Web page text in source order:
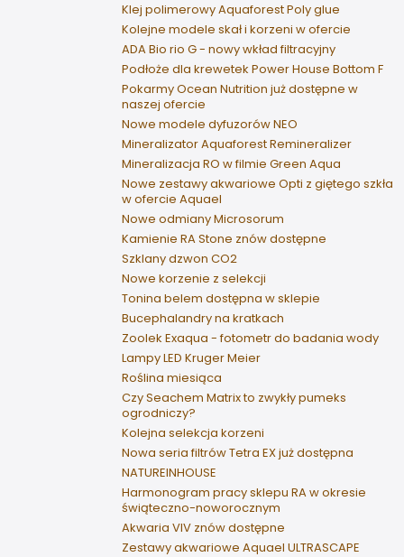
Klej polimerowy Aquaforest Poly glue
Kolejne modele skał i korzeni w ofercie
ADA Bio rio G - nowy wkład filtracyjny
Podłoże dla krewetek Power House Bottom F
Pokarmy Ocean Nutrition już dostępne w
naszej ofercie
Nowe modele dyfuzorów NEO
Mineralizator Aquaforest Remineralizer
Mineralizacja RO w filmie Green Aqua
Nowe zestawy akwariowe Opti z giętego szkła
w ofercie Aquael
Nowe odmiany Microsorum
Kamienie RA Stone znów dostępne
Szklany dzwon CO2
Nowe korzenie z selekcji
Tonina belem dostępna w sklepie
Bucephalandry na kratkach
Zoolek Exaqua - fotometr do badania wody
Lampy LED Kruger Meier
Roślina miesiąca
Czy Seachem Matrix to zwykły pumeks
ogrodniczy?
Kolejna selekcja korzeni
Nowa seria filtrów Tetra EX już dostępna
NATUREINHOUSE
Harmonogram pracy sklepu RA w okresie
świąteczno-noworocznym
Akwaria VIV znów dostępne
Zestawy akwariowe Aquael ULTRASCAPE